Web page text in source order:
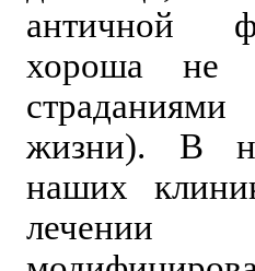
античной
хороша не
жизни). В
наших